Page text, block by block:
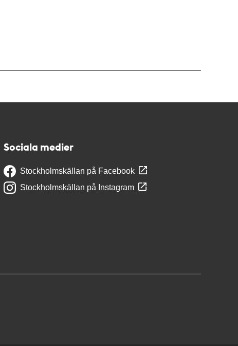
Sociala medier
Stockholmskällan på Facebook
Stockholmskällan på Instagram